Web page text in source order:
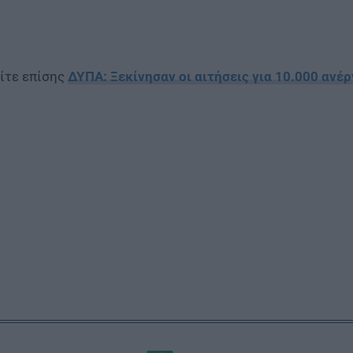
επίσης ΔΥΠΑ: Ξεκίνησαν οι αιτήσεις για 10.000